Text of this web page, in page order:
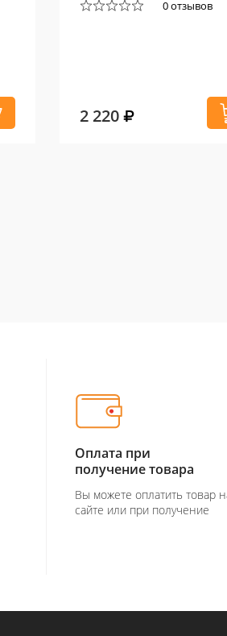
0 отзывов
2 220
Оплата при
получение товара
Вы можете оплатить товар
сайте или при получение